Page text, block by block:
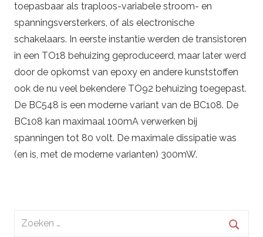
toepasbaar als traploos-variabele stroom- en
spanningsversterkers, of als electronische
schakelaars. In eerste instantie werden de transistoren
in een TO18 behuizing geproduceerd, maar later werd
door de opkomst van epoxy en andere kunststoffen
ook de nu veel bekendere TO92 behuizing toegepast.
De BC548 is een moderne variant van de BC108. De
BC108 kan maximaal 100mA verwerken bij
spanningen tot 80 volt. De maximale dissipatie was
(en is, met de moderne varianten) 300mW.
Zoeken